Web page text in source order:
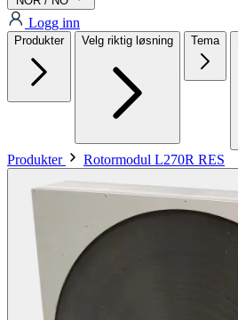
Logg inn
Produkter Velg riktig løsning Tema
Produkter Rotormodul L270R RES